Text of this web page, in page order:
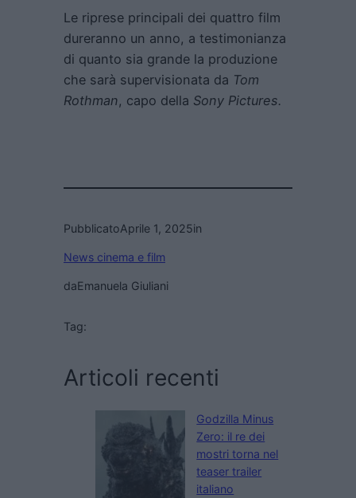
Le riprese principali dei quattro film
dureranno un anno, a testimonianza
di quanto sia grande la produzione
che sarà supervisionata da Tom
Rothman, capo della Sony Pictures.
PubblicatoAprile 1, 2025in
News cinema e film
daEmanuela Giuliani
Tag:
Articoli recenti
Godzilla Minus
Zero: il re dei
mostri torna nel
teaser trailer
italiano